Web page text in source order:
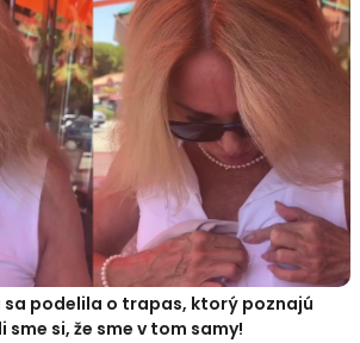
sa podelila o trapas, ktorý poznajú
sme si, že sme v tom samy!